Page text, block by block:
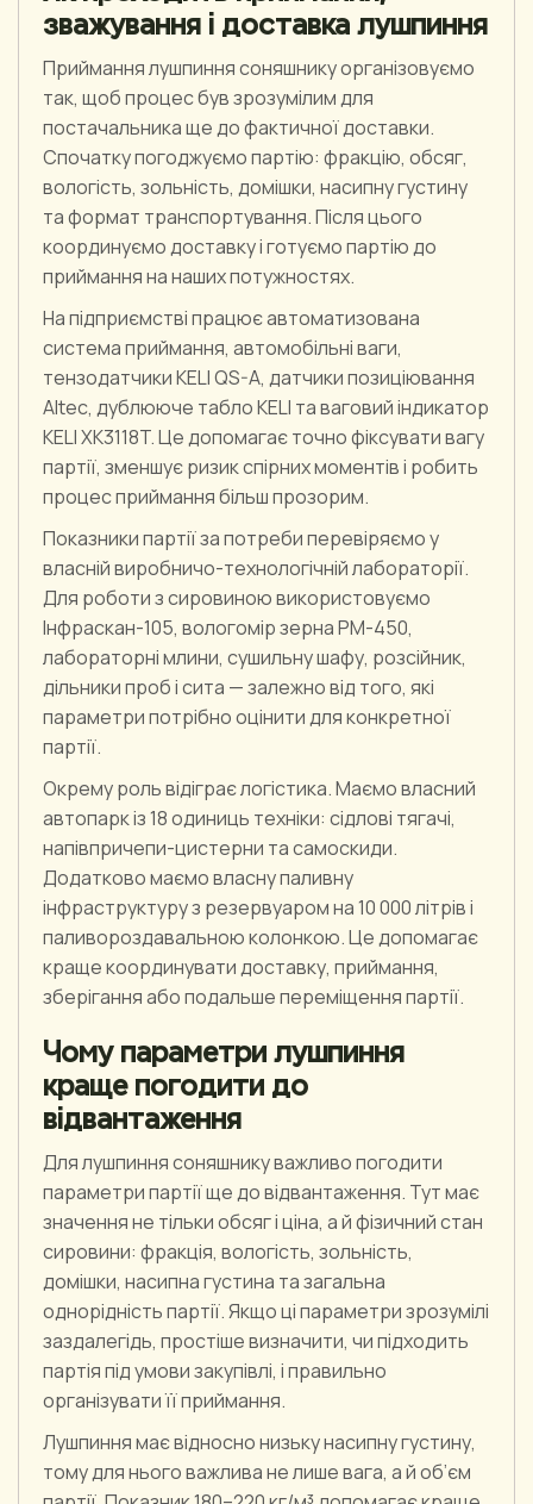
зважування і доставка лушпиння
Приймання лушпиння соняшнику організовуємо
так, щоб процес був зрозумілим для
постачальника ще до фактичної доставки.
Спочатку погоджуємо партію: фракцію, обсяг,
вологість, зольність, домішки, насипну густину
та формат транспортування. Після цього
координуємо доставку і готуємо партію до
приймання на наших потужностях.
На підприємстві працює автоматизована
система приймання, автомобільні ваги,
тензодатчики KELI QS-A, датчики позиціювання
Altec, дублююче табло KELI та ваговий індикатор
KELI XK3118T. Це допомагає точно фіксувати вагу
партії, зменшує ризик спірних моментів і робить
процес приймання більш прозорим.
Показники партії за потреби перевіряємо у
власній виробничо-технологічній лабораторії.
Для роботи з сировиною використовуємо
Інфраскан-105, вологомір зерна РМ-450,
лабораторні млини, сушильну шафу, розсійник,
дільники проб і сита — залежно від того, які
параметри потрібно оцінити для конкретної
партії.
Окрему роль відіграє логістика. Маємо власний
автопарк із 18 одиниць техніки: сідлові тягачі,
напівпричепи-цистерни та самоскиди.
Додатково маємо власну паливну
інфраструктуру з резервуаром на 10 000 літрів і
паливороздавальною колонкою. Це допомагає
краще координувати доставку, приймання,
зберігання або подальше переміщення партії.
Чому параметри лушпиння
краще погодити до
відвантаження
Для лушпиння соняшнику важливо погодити
параметри партії ще до відвантаження. Тут має
значення не тільки обсяг і ціна, а й фізичний стан
сировини: фракція, вологість, зольність,
домішки, насипна густина та загальна
однорідність партії. Якщо ці параметри зрозумілі
заздалегідь, простіше визначити, чи підходить
партія під умови закупівлі, і правильно
організувати її приймання.
Лушпиння має відносно низьку насипну густину,
тому для нього важлива не лише вага, а й об’єм